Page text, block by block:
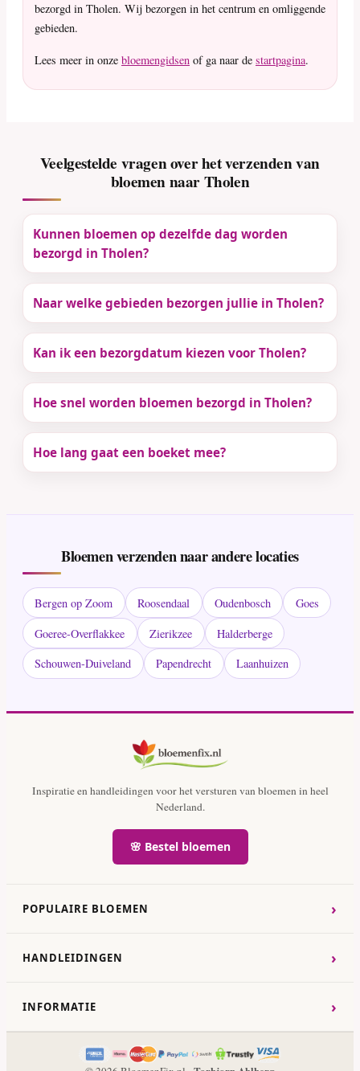
bezorgd in Tholen. Wij bezorgen in het centrum en omliggende
gebieden.
Lees meer in onze bloemengidsen of ga naar de startpagina.
Veelgestelde vragen over het verzenden van
bloemen naar Tholen
Kunnen bloemen op dezelfde dag worden
bezorgd in Tholen?
Naar welke gebieden bezorgen jullie in Tholen?
Kan ik een bezorgdatum kiezen voor Tholen?
Hoe snel worden bloemen bezorgd in Tholen?
Hoe lang gaat een boeket mee?
Bloemen verzenden naar andere locaties
Bergen op Zoom Roosendaal Oudenbosch
Goes
Goeree-Overflakkee
Zierikzee
Halderberge
Schouwen-Duiveland
Papendrecht Laanhuizen
Inspiratie en handleidingen voor het versturen van bloemen in heel
Nederland.
🌸 Bestel bloemen
POPULAIRE BLOEMEN ›
HANDLEIDINGEN ›
INFORMATIE ›